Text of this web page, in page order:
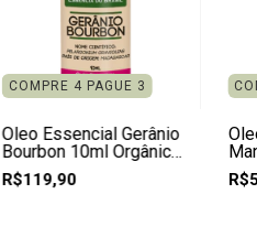
COMPRE 4 PAGUE 3
Óleo Essencial Gerânio
Bourbon 10ml Orgânico,
Natural e Puro
R$119,90